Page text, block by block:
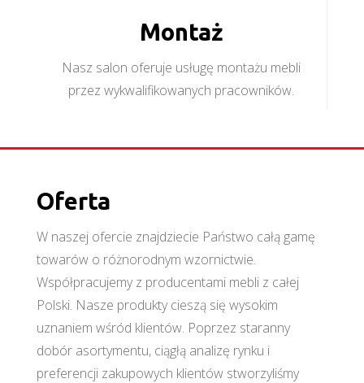
Montaż
Nasz salon oferuje usługę montażu mebli
przez wykwalifikowanych pracowników.
Oferta
W naszej ofercie znajdziecie Państwo całą gamę
towarów o różnorodnym wzornictwie.
Współpracujemy z producentami mebli z całej
Polski. Nasze produkty cieszą się wysokim
uznaniem wśród klientów. Poprzez staranny
dobór asortymentu, ciągłą analizę rynku i
preferencji zakupowych klientów stworzyliśmy